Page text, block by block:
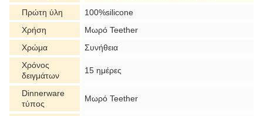
Πρώτη ύλη
100%silicone
Χρήση
Μωρό Teether
Χρώμα
Συνήθεια
Χρόνος
δειγμάτων
15 ημέρες
Dinnerware
τύπος
Μωρό Teether